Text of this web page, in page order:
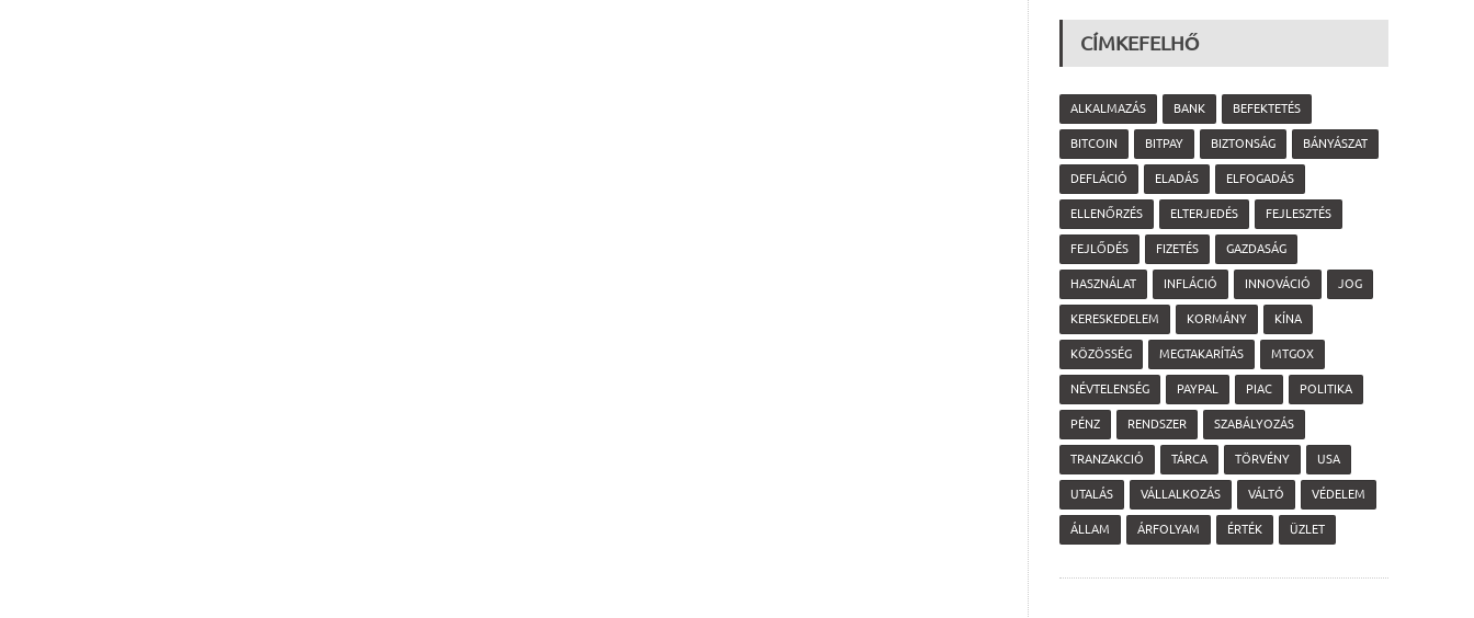
CÍMKEFELHŐ
ALKALMAZÁS BANK BEFEKTETÉS
BITCOIN BITPAY BIZTONSÁG BÁNYÁSZAT
DEFLÁCIÓ ELADÁS ELFOGADÁS
ELLENŐRZÉS ELTERJEDÉS FEJLESZTÉS
FEJLŐDÉS FIZETÉS GAZDASÁG
HASZNÁLAT INFLÁCIÓ INNOVÁCIÓ JOG
KERESKEDELEM KORMÁNY KÍNA
KÖZÖSSÉG MEGTAKARÍTÁS MTGOX
NÉVTELENSÉG PAYPAL PIAC POLITIKA
PÉNZ RENDSZER SZABÁLYOZÁS
TRANZAKCIÓ TÁRCA TÖRVÉNY USA
UTALÁS VÁLLALKOZÁS VÁLTÓ VÉDELEM
ÁLLAM ÁRFOLYAM ÉRTÉK ÜZLET